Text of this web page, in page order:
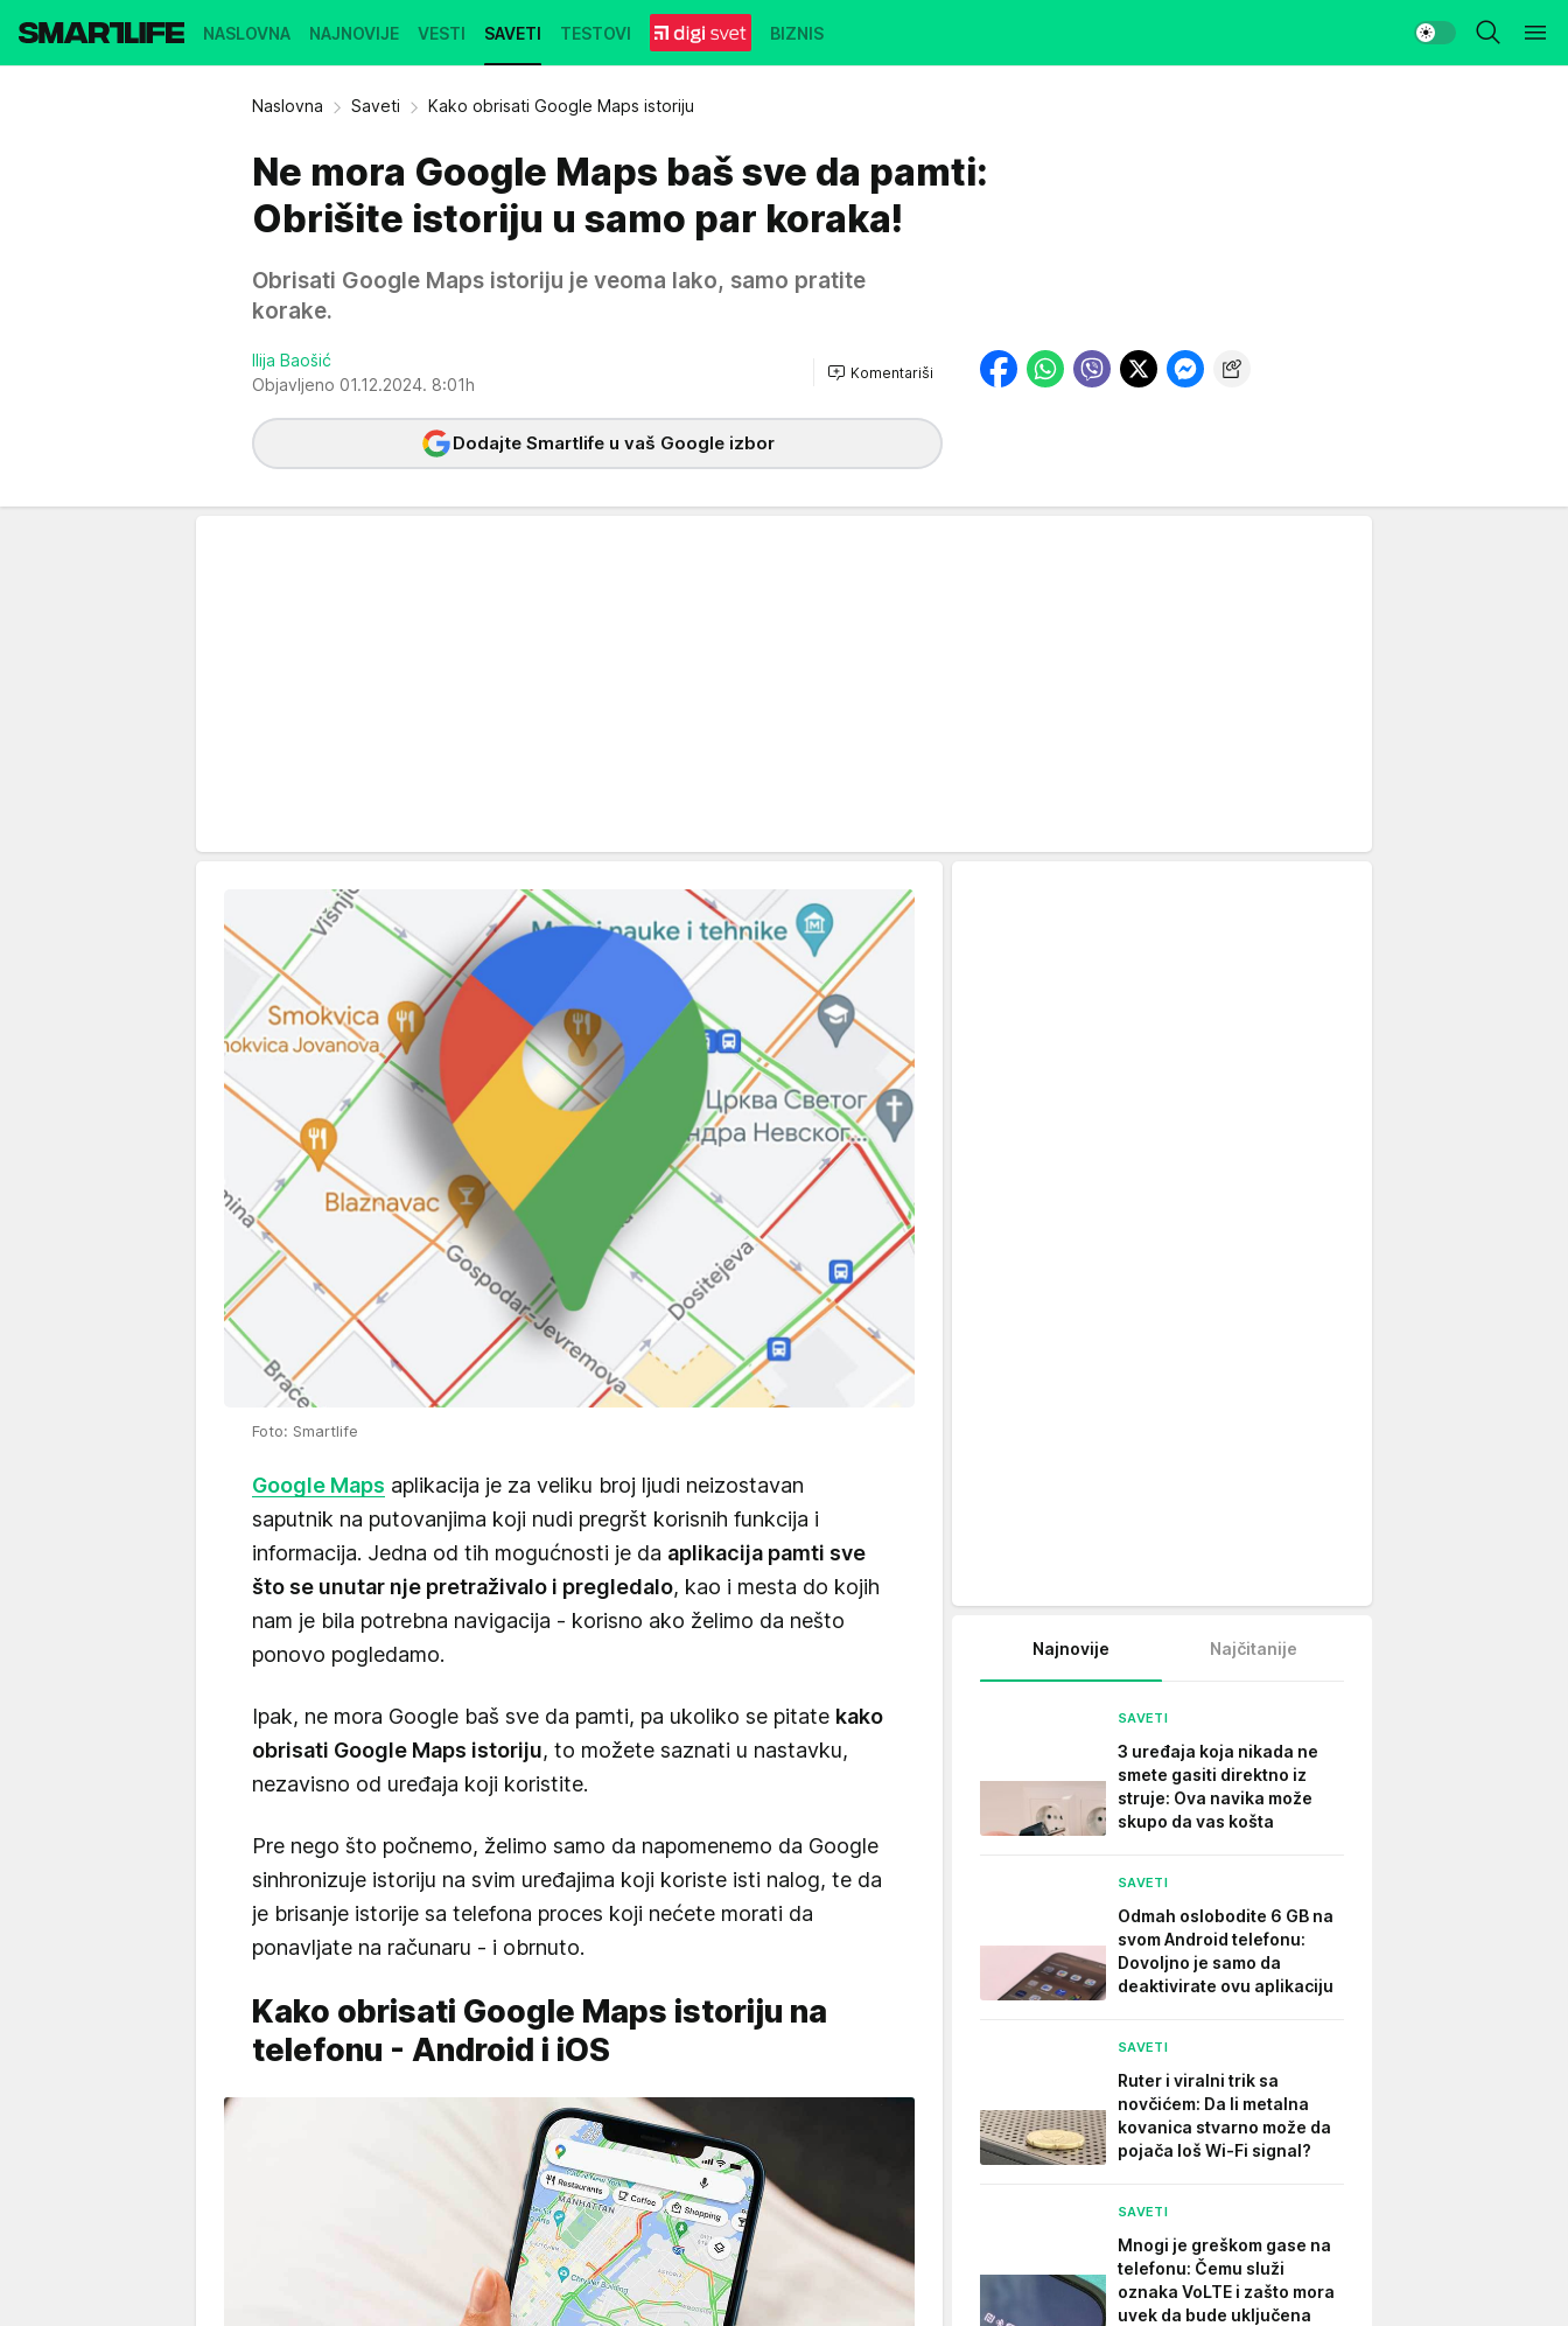
NASLOVNA NAJNOVIJE VESTI SAVETI TESTOVI BIZNIS
Naslovna Saveti Kako obrisati Google Maps istoriju
Ne mora Google Maps baš sve da pamti:
Obrišite istoriju u samo par koraka!
Obrisati Google Maps istoriju je veoma lako, samo pratite
korake.
Ilija Baošić
Objavljeno 01.12.2024. 8:01h
Komentariši
Dodajte Smartlife u vaš Google izbor
Foto: Smartlife
Google Maps aplikacija je za veliku broj ljudi neizostavan
saputnik na putovanjima koji nudi pregršt korisnih funkcija i
informacija. Jedna od tih mogućnosti je da aplikacija pamti sve
što se unutar nje pretraživalo i pregledalo, kao i mesta do kojih
nam je bila potrebna navigacija - korisno ako želimo da nešto
ponovo pogledamo.
Ipak, ne mora Google baš sve da pamti, pa ukoliko se pitate kako
obrisati Google Maps istoriju, to možete saznati u nastavku,
nezavisno od uređaja koji koristite.
Pre nego što počnemo, želimo samo da napomenemo da Google
sinhronizuje istoriju na svim uređajima koji koriste isti nalog, te da
je brisanje istorije sa telefona proces koji nećete morati da
ponavljate na računaru - i obrnuto.
Kako obrisati Google Maps istoriju na
telefonu - Android i iOS
Najnovije Najčitanije
SAVETI
3 uređaja koja nikada ne
smete gasiti direktno iz
struje: Ova navika može
skupo da vas košta
SAVETI
Odmah oslobodite 6 GB na
svom Android telefonu:
Dovoljno je samo da
deaktivirate ovu aplikaciju
SAVETI
Ruter i viralni trik sa
novčićem: Da li metalna
kovanica stvarno može da
pojača loš Wi-Fi signal?
SAVETI
Mnogi je greškom gase na
telefonu: Čemu služi
oznaka VoLTE i zašto mora
uvek da bude uključena